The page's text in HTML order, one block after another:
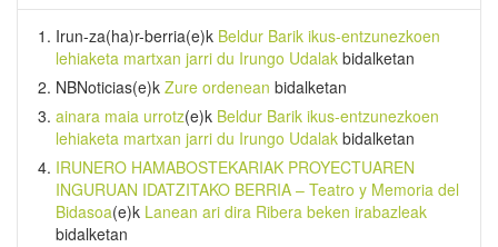
Irun-za(ha)r-berria(e)k Beldur Barik ikus-entzunezkoen
lehiaketa martxan jarri du Irungo Udalak bidalketan
NBNoticias(e)k Zure ordenean bidalketan
ainara maia urrotz(e)k Beldur Barik ikus-entzunezkoen
lehiaketa martxan jarri du Irungo Udalak bidalketan
IRUNERO HAMABOSTEKARIAK PROYECTUAREN
INGURUAN IDATZITAKO BERRIA – Teatro y Memoria del
Bidasoa(e)k Lanean ari dira Ribera beken irabazleak
bidalketan